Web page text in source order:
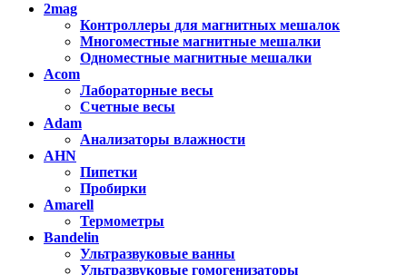
2mag
Контроллеры для магнитных мешалок
Многоместные магнитные мешалки
Одноместные магнитные мешалки
Acom
Лабораторные весы
Счетные весы
Adam
Анализаторы влажности
AHN
Пипетки
Пробирки
Amarell
Термометры
Bandelin
Ультразвуковые ванны
Ультразвуковые гомогенизаторы